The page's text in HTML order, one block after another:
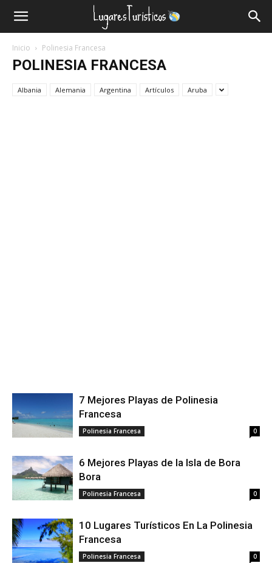
Lugares
Turísticos
Inicio Polinesia Francesa
POLINESIA FRANCESA
Albania Alemania Argentina Artículos Aruba
7 Mejores Playas de Polinesia
Francesa
Polinesia Francesa 0
6 Mejores Playas de la Isla de Bora
Bora
Polinesia Francesa 0
10 Lugares Turísticos En La Polinesia
Francesa
Polinesia Francesa 0